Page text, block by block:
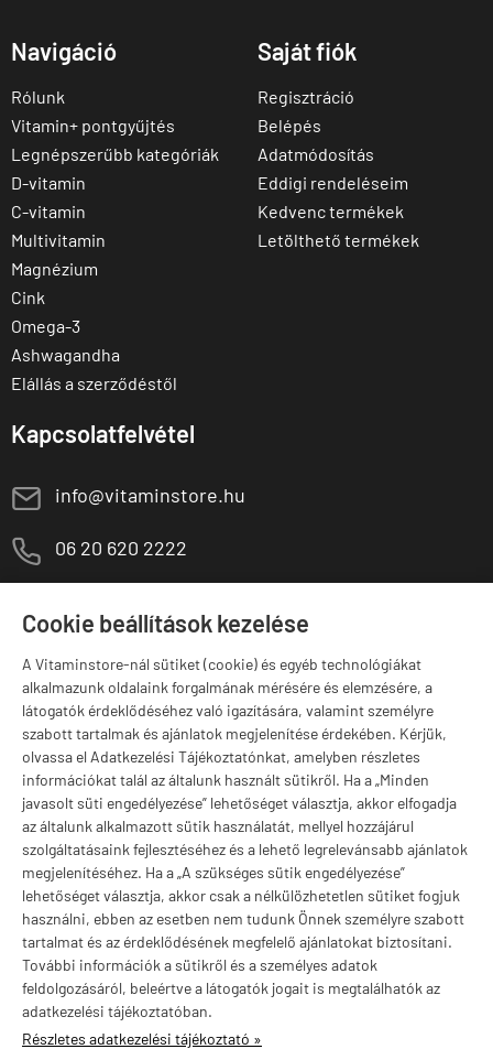
Cookie beállítások kezelése
A Vitaminstore-nál sütiket (cookie) és egyéb technológiákat
alkalmazunk oldalaink forgalmának mérésére és elemzésére, a
látogatók érdeklődéséhez való igazítására, valamint személyre
szabott tartalmak és ajánlatok megjelenítése érdekében. Kérjük,
olvassa el Adatkezelési Tájékoztatónkat, amelyben részletes
információkat talál az általunk használt sütikről. Ha a „Minden
javasolt süti engedélyezése” lehetőséget választja, akkor elfogadja
az általunk alkalmazott sütik használatát, mellyel hozzájárul
szolgáltatásaink fejlesztéséhez és a lehető legrelevánsabb ajánlatok
megjelenítéséhez. Ha a „A szükséges sütik engedélyezése”
lehetőséget választja, akkor csak a nélkülözhetetlen sütiket fogjuk
használni, ebben az esetben nem tudunk Önnek személyre szabott
tartalmat és az érdeklődésének megfelelő ajánlatokat biztosítani.
További információk a sütikről és a személyes adatok
feldolgozásáról, beleértve a látogatók jogait is megtalálhatók az
adatkezelési tájékoztatóban.
Részletes adatkezelési tájékoztató »
Navigáció
Rólunk
Vitamin+ pontgyűjtés
Legnépszerűbb kategóriák
D-vitamin
C-vitamin
Multivitamin
Magnézium
Cink
Omega-3
Ashwagandha
Elállás a szerződéstől
Saját fiók
Regisztráció
Belépés
Adatmódosítás
Eddigi rendeléseim
Kedvenc termékek
Letölthető termékek
Kapcsolatfelvétel
E info@vitaminstore.hu
M 06 20 620 2222
Szugló u. 83-85.
Márkák
Valuta választás
vitaminstore.hu -Vitaminstore / Gymstore Hungary